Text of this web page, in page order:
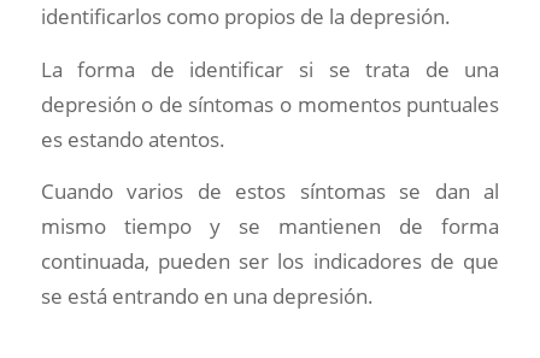
identificarlos como propios de la depresión.
La forma de identificar si se trata de una
depresión o de síntomas o momentos puntuales
es estando atentos.
Cuando varios de estos síntomas se dan al
mismo tiempo y se mantienen de forma
continuada, pueden ser los indicadores de que
se está entrando en una depresión.